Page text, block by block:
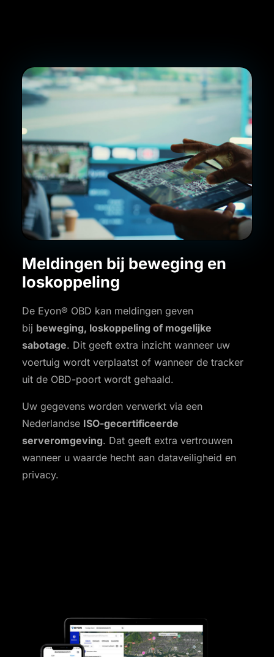
Meldingen bij beweging en
loskoppeling
De Eyon® OBD kan meldingen geven
bij beweging, loskoppeling of mogelijke
sabotage. Dit geeft extra inzicht wanneer uw
voertuig wordt verplaatst of wanneer de tracker
uit de OBD-poort wordt gehaald.
Uw gegevens worden verwerkt via een
Nederlandse ISO-gecertificeerde
serveromgeving. Dat geeft extra vertrouwen
wanneer u waarde hecht aan dataveiligheid en
privacy.